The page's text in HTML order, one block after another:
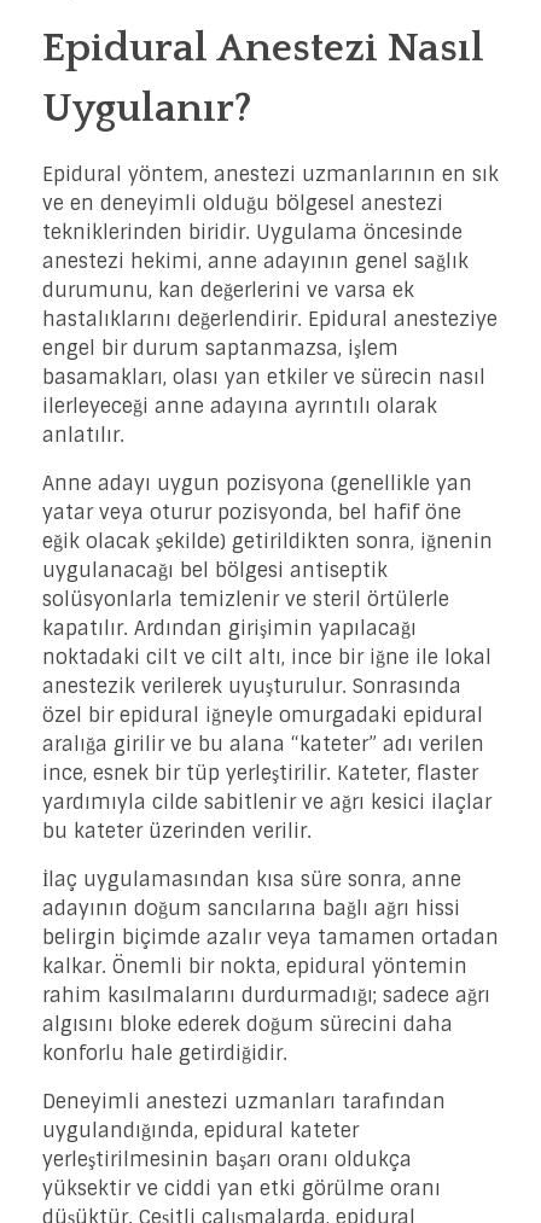
Epidural Anestezi Nasıl
Uygulanır?
Epidural yöntem, anestezi uzmanlarının en sık
ve en deneyimli olduğu bölgesel anestezi
tekniklerinden biridir. Uygulama öncesinde
anestezi hekimi, anne adayının genel sağlık
durumunu, kan değerlerini ve varsa ek
hastalıklarını değerlendirir. Epidural anesteziye
engel bir durum saptanmazsa, işlem
basamakları, olası yan etkiler ve sürecin nasıl
ilerleyeceği anne adayına ayrıntılı olarak
anlatılır.
Anne adayı uygun pozisyona (genellikle yan
yatar veya oturur pozisyonda, bel hafif öne
eğik olacak şekilde) getirildikten sonra, iğnenin
uygulanacağı bel bölgesi antiseptik
solüsyonlarla temizlenir ve steril örtülerle
kapatılır. Ardından girişimin yapılacağı
noktadaki cilt ve cilt altı, ince bir iğne ile lokal
anestezik verilerek uyuşturulur. Sonrasında
özel bir epidural iğneyle omurgadaki epidural
aralığa girilir ve bu alana “kateter” adı verilen
ince, esnek bir tüp yerleştirilir. Kateter, flaster
yardımıyla cilde sabitlenir ve ağrı kesici ilaçlar
bu kateter üzerinden verilir.
İlaç uygulamasından kısa süre sonra, anne
adayının doğum sancılarına bağlı ağrı hissi
belirgin biçimde azalır veya tamamen ortadan
kalkar. Önemli bir nokta, epidural yöntemin
rahim kasılmalarını durdurmadığı; sadece ağrı
algısını bloke ederek doğum sürecini daha
konforlu hale getirdiğidir.
Deneyimli anestezi uzmanları tarafından
uygulandığında, epidural kateter
yerleştirilmesinin başarı oranı oldukça
yüksektir ve ciddi yan etki görülme oranı
düşüktür. Çeşitli çalışmalarda, epidural